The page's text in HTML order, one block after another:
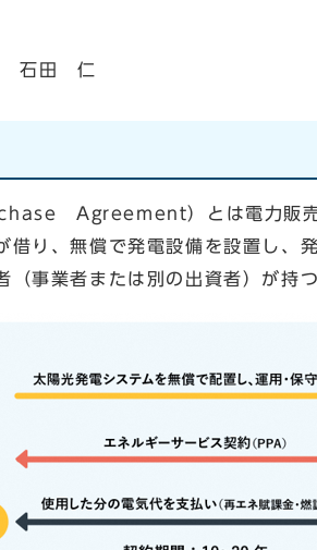
仁
Agreement）とは電力販売契
借り、無償で発電設備を設置し
（事業者または別の出資者）が持